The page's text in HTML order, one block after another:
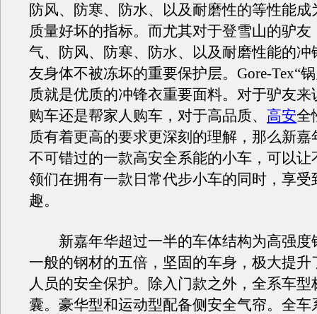
防风、防寒、防水、以及耐磨性的等性能成
质量好坏的指标。而尤其对于登雪山的驴友
气、防风、防寒、防水、以及耐磨性能的冲
友身体不被冻坏的重要保护层。Gore-Tex“
质就是优质的冲锋衣重要面料。对于驴友来
购车还是帮家人购车，对于高品质、 高安全
质有着更高的要求更深刻的理解，那么新嘉
不可错过的一款高安全系能的小车，可以让
领们在拥有一款日常代步小车的同时，享受
趣。
新嘉年华超过一半的车体结构为高强度
一般的钢材的五倍，坚固的车身，极大提升
人员的安全保护。除入门款之外，全系车型
囊。豪华型和运动型配备侧安全气帘。全车